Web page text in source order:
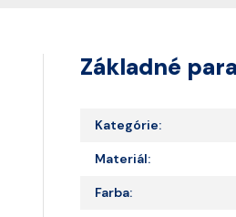
Základné
Kategórie:
Materiál:
Farba: